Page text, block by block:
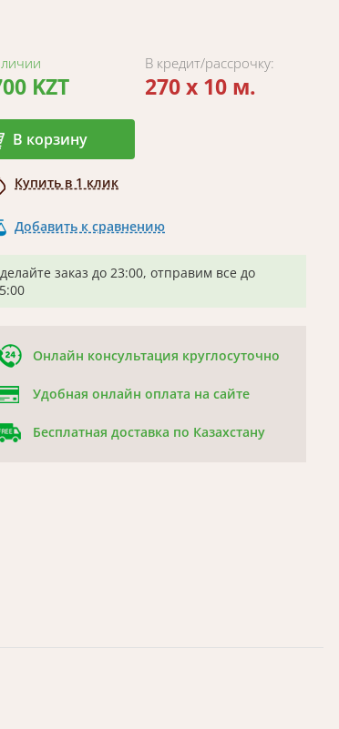
KZT
В корзину
Купить в 1 клик
В кредит/рассрочку:
270 x 10 м.
Добавить к сравнению
заказ до 23:00, отправим все до
Онлайн консультация круглосуточно
Удобная онлайн оплата на сайте
Бесплатная доставка по Казахстану